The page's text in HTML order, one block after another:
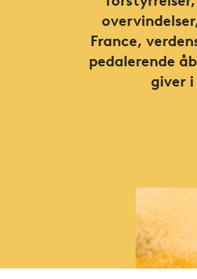
France,
pedalerende
giver